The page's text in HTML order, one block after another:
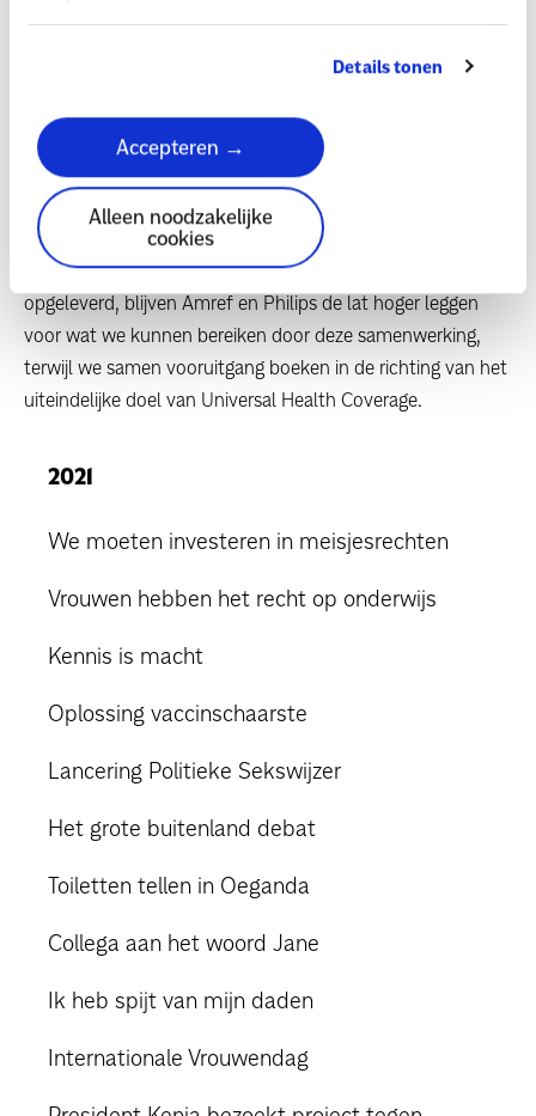
Details tonen
Accepteren →
Alleen noodzakelijke
cookies
gespeeld in het verbeteren van de eerstelijnszorg. Dit
gemeenschappen en gebruiken uit de publieke sector, een
gouden combi is om de gezondheidszorg radicaal te
veranderen naar kwalitatieve, betaalbare basiszorg voor
iedereen”, vervolgt Gitahi.
Na acht jaar samen impactvolle projecten te hebben
opgeleverd, blijven Amref en Philips de lat hoger leggen
voor wat we kunnen bereiken door deze samenwerking,
terwijl we samen vooruitgang boeken in de richting van het
uiteindelijke doel van Universal Health Coverage.
2021
We moeten investeren in meisjesrechten
Vrouwen hebben het recht op onderwijs
Kennis is macht
Oplossing vaccinschaarste
Lancering Politieke Sekswijzer
Het grote buitenland debat
Toiletten tellen in Oeganda
Collega aan het woord Jane
Ik heb spijt van mijn daden
Internationale Vrouwendag